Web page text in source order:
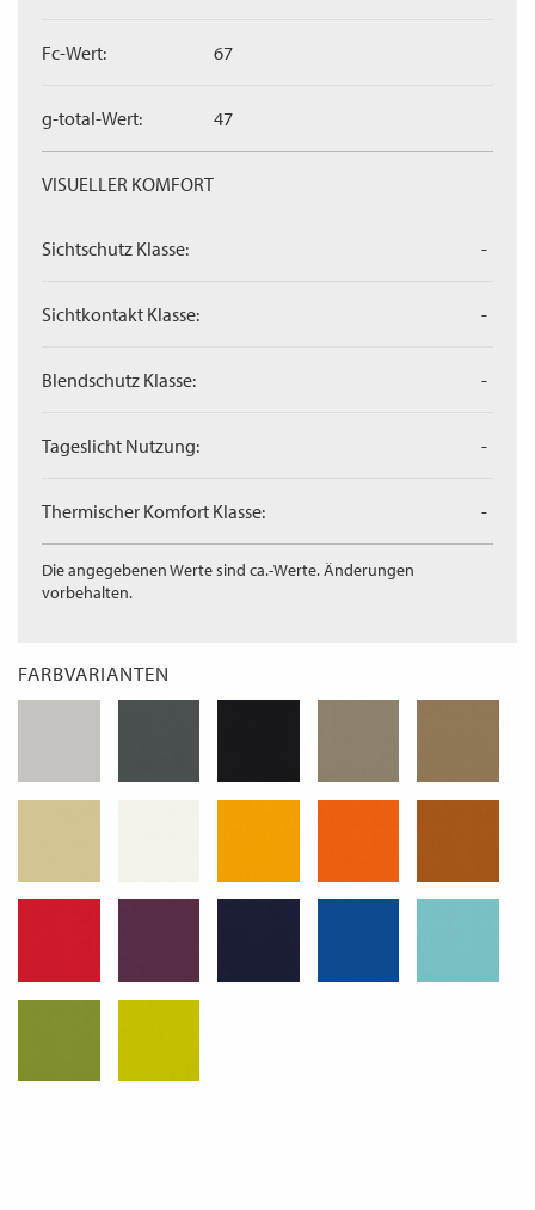
Fc-Wert: 67
g-total-Wert: 47
VISUELLER KOMFORT
Sichtschutz Klasse: -
Sichtkontakt Klasse: -
Blendschutz Klasse: -
Tageslicht Nutzung: -
Thermischer Komfort Klasse: -
Die angegebenen Werte sind ca.-Werte. Änderungen
vorbehalten.
FARBVARIANTEN